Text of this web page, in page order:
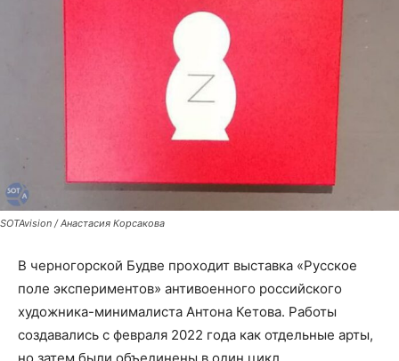
SOTAvision / Анастасия Корсакова
В черногорской Будве проходит выставка «Русское
поле экспериментов» антивоенного российского
художника-минималиста Антона Кетова. Работы
создавались с февраля 2022 года как отдельные арты,